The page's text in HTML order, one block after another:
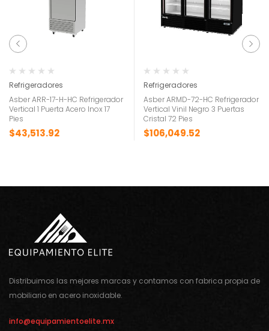
Refrigeradores
Asber ARR-17-H-HC Refrigerador
Vertical 1 Puerta Acero Inox 17
Pies
$43,513.92
Refrigeradores
Asber ARMD-72-HC Refrigerador
Vertical Vinil Negro 3 Puertas
Cristal 72 Pies
$106,049.52
Distribuimos las mejores marcas y contamos con fabrica propia de
mobiliario en acero inoxidable.
info@equipamientoelite.mx